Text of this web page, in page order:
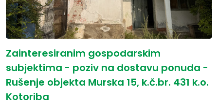
Zainteresiranim gospodarskim
subjektima - poziv na dostavu ponuda -
Rušenje objekta Murska 15, k.č.br. 431 k.o.
Kotoriba